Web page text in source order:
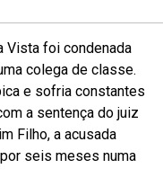
Vista foi condenada
colega de classe.
e sofria constantes
a sentença do juiz
Filho, a acusada
seis meses numa